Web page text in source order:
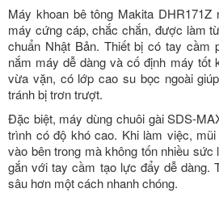
Máy khoan bê tông Makita DHR171Z
máy cứng cáp, chắc chắn, được làm
chuẩn Nhật Bản. Thiết bị có tay cầm
nắm máy dễ dàng và cố định máy tốt
vừa vặn, có lớp cao su bọc ngoài
tránh bị trơn trượt.
Đặc biệt, máy dùng chuôi gài SDS-
trình có độ khó cao. Khi làm việc,
vào bên trong mà không tốn nhiều
gắn với tay cầm tạo lực đẩy dễ dàng.
sâu hơn một cách nhanh chóng.